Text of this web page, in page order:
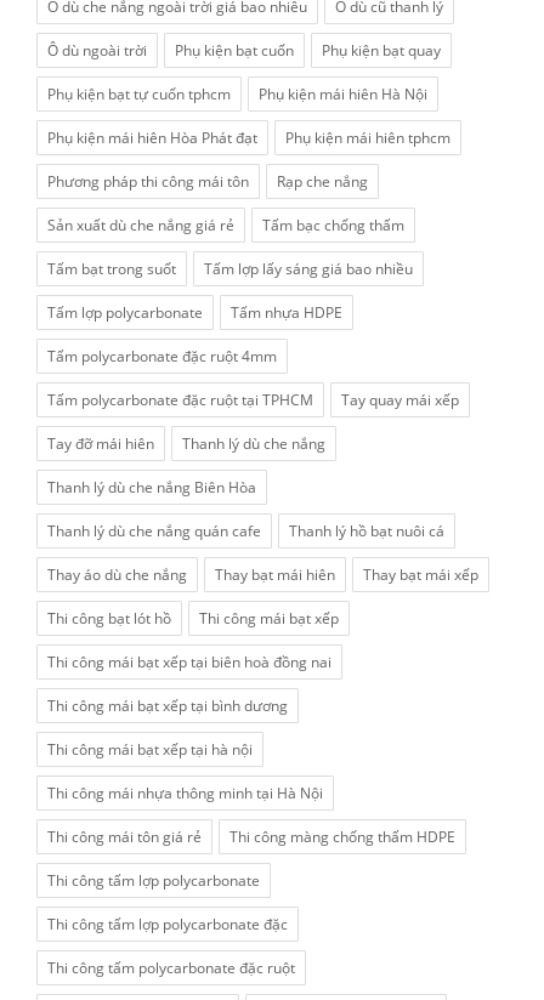
Ô dù che nắng ngoài trời giá bao nhiêu Ô dù cũ thanh lý
Ô dù ngoài trời Phụ kiện bạt cuốn Phụ kiện bạt quay
Phụ kiện bạt tự cuốn tphcm Phụ kiện mái hiên Hà Nội
Phụ kiện mái hiên Hòa Phát đạt Phụ kiện mái hiên tphcm
Phương pháp thi công mái tôn Rạp che nắng
Sản xuất dù che nắng giá rẻ Tấm bạc chống thấm
Tấm bạt trong suốt Tấm lợp lấy sáng giá bao nhiều
Tấm lợp polycarbonate Tấm nhựa HDPE
Tấm polycarbonate đặc ruột 4mm
Tấm polycarbonate đặc ruột tại TPHCM Tay quay mái xếp
Tay đỡ mái hiên Thanh lý dù che nắng
Thanh lý dù che nắng Biên Hòa
Thanh lý dù che nắng quán cafe Thanh lý hồ bạt nuôi cá
Thay áo dù che nắng Thay bạt mái hiên Thay bạt mái xếp
Thi công bạt lót hồ Thi công mái bạt xếp
Thi công mái bạt xếp tại biên hoà đồng nai
Thi công mái bạt xếp tại bình dương
Thi công mái bạt xếp tại hà nội
Thi công mái nhựa thông minh tại Hà Nội
Thi công mái tôn giá rẻ Thi công màng chống thấm HDPE
Thi công tấm lợp polycarbonate
Thi công tấm lợp polycarbonate đặc
Thi công tấm polycarbonate đặc ruột